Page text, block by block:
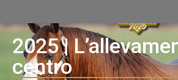
2025 |
centro